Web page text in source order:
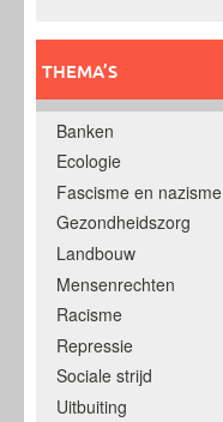
THEMA’S
Banken
Ecologie
Fascisme en nazisme
Gezondheidszorg
Landbouw
Mensenrechten
Racisme
Repressie
Sociale strijd
Uitbuiting